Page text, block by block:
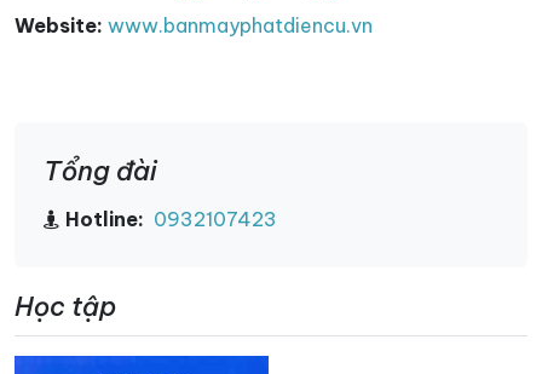
Website: www.banmayphatdiencu.vn
Tổng đài
Hotline: 0932107423
Học tập